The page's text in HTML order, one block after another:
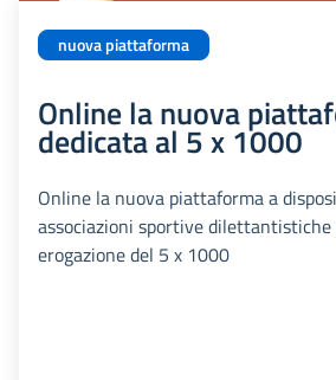
nuova piattaforma
Online la nuova
dedicata al 5 x 1000
Online la nuova piattaforma a
associazioni sportive
erogazione del 5 x 1000